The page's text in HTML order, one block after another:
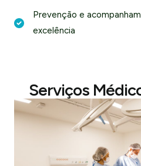
Prevenção e
excelência
Serviços